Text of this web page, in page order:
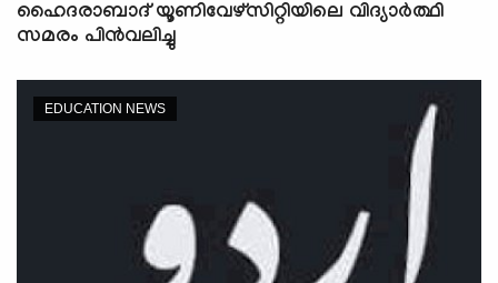
ഹൈദരാബാദ് യൂണിവേഴ്‌സിറ്റിയിലെ വിദ്യാര്‍ത്ഥി
സമരം പിന്‍വലിച്ചു
EDUCATION NEWS